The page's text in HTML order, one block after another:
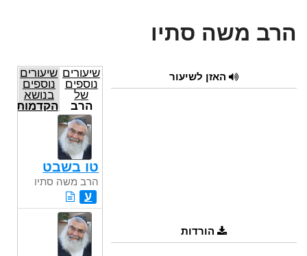
הרב משה סתיו
האזן לשיעור
הורדות
שיעורים
נוספים
של
הרב
משה
סתיו
שיעורים
נוספים
בנושא
הקדמות
הרמב"ם
טו בשבט
הרב משה סתיו
ע